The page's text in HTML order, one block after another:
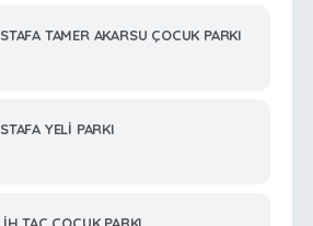
TAMER AKARSU ÇOCUK PARKI
YELİ PARKI
TAÇ ÇOCUK PARKI